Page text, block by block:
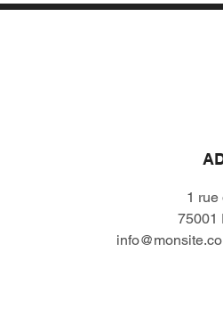
1 rue
75001